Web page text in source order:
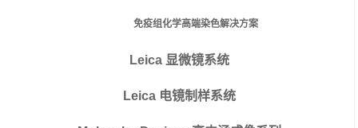
免疫组化学高端染色解决方案
Leica 显微镜系统
Leica 电镜制样系统